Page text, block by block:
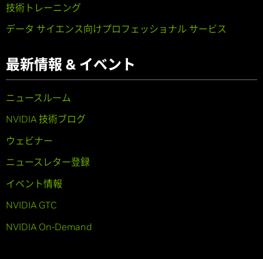
技術トレーニング
データ サイエンス向けプロフェッショナル サービス
最新情報 & イベント
ニュースルーム
NVIDIA 技術ブログ
ウェビナー
ニュースレター登録
イベント情報
NVIDIA GTC
NVIDIA On-Demand